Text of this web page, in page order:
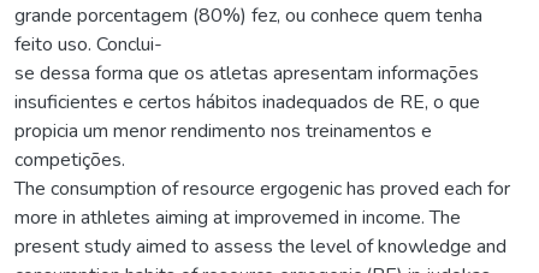
grande porcentagem (80%) fez, ou conhece quem tenha
feito uso. Conclui-
se dessa forma que os atletas apresentam informações
insuficientes e certos hábitos inadequados de RE, o que
propicia um menor rendimento nos treinamentos e
competições.
The consumption of resource ergogenic has proved each for
more in athletes aiming at improvemed in income. The
present study aimed to assess the level of knowledge and